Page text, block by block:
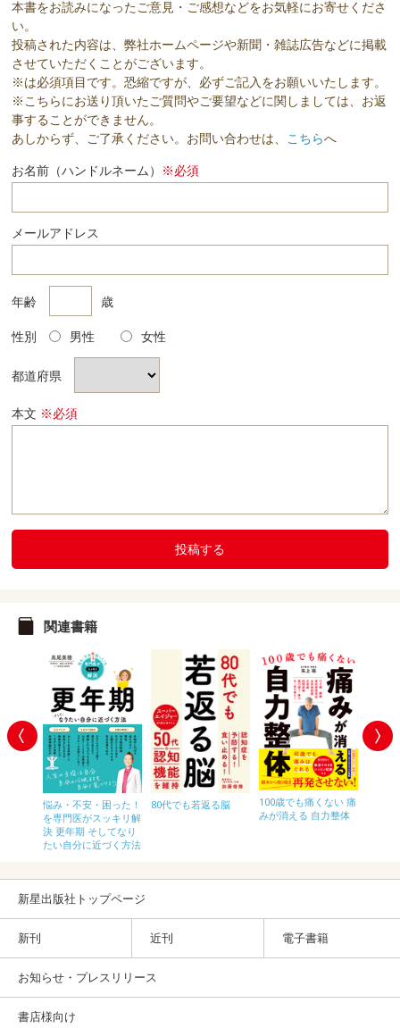
本書をお読みになったご意見・ご感想などをお気軽にお寄せくださ
い。
投稿された内容は、弊社ホームページや新聞・雑誌広告などに掲載
させていただくことがございます。
※は必須項目です。恐縮ですが、必ずご記入をお願いいたします。
※こちらにお送り頂いたご質問やご要望などに関しましては、お返
事することができません。
あしからず、ご了承ください。お問い合わせは、 こちらへ
お名前（ハンドルネーム） ※必須
メールアドレス
年齢 歳
性別 男性 女性
都道府県
本文 ※必須
投稿する
関連書籍
悩み・不安・困った！
を専門医がスッキリ解
決 更年期 そしてなり
たい自分に近づく方法
80代でも若返る脳
100歳でも痛くない 痛
みが消える 自力整体
新星出版社トップページ
新刊 近刊 電子書籍
お知らせ・プレスリリース
書店様向け